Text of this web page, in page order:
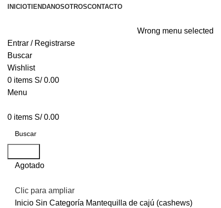
INICIOTIENDANOSOTROSCONTACTO
Wrong menu selected
Entrar / Registrarse
Buscar
Wishlist
0 items S/0.00
Menu
0 items S/0.00
Agotado
Clic para ampliar
Inicio Sin Categoría Mantequilla de cajú (cashews)